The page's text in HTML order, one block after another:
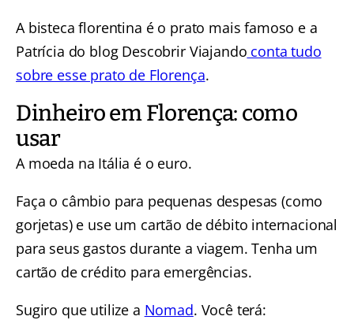
A bisteca florentina é o prato mais famoso e a
Patrícia do blog Descobrir Viajando conta tudo
sobre esse prato de Florença.
Dinheiro em Florença: como
usar
A moeda na Itália é o euro.
Faça o câmbio para pequenas despesas (como
gorjetas) e use um cartão de débito internacional
para seus gastos durante a viagem. Tenha um
cartão de crédito para emergências.
Sugiro que utilize a Nomad. Você terá: